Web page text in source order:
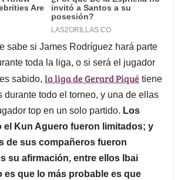
sabe si James Rodríguez hará parte
toda la liga, o si será el jugador
sabido, la liga de Gerard Piqué tiene
durante todo el torneo, y una de ellas
top en un solo partido. Los
el Kun Aguero fueron limitados; y
de sus compañeros fueron
su afirmación, entre ellos Ibai
es que lo más probable es que